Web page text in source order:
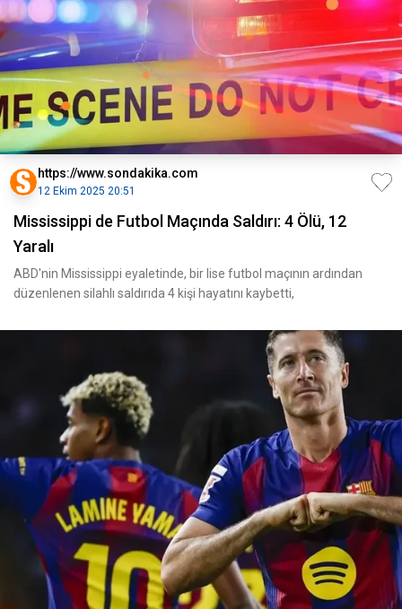
https://www.sondakika.com
12 Ekim 2025 20:51
Mississippi de Futbol Maçında Saldırı: 4 Ölü, 12
Yaralı
ABD'nin Mississippi eyaletinde, bir lise futbol maçının ardından
düzenlenen silahlı saldırıda 4 kişi hayatını kaybetti,